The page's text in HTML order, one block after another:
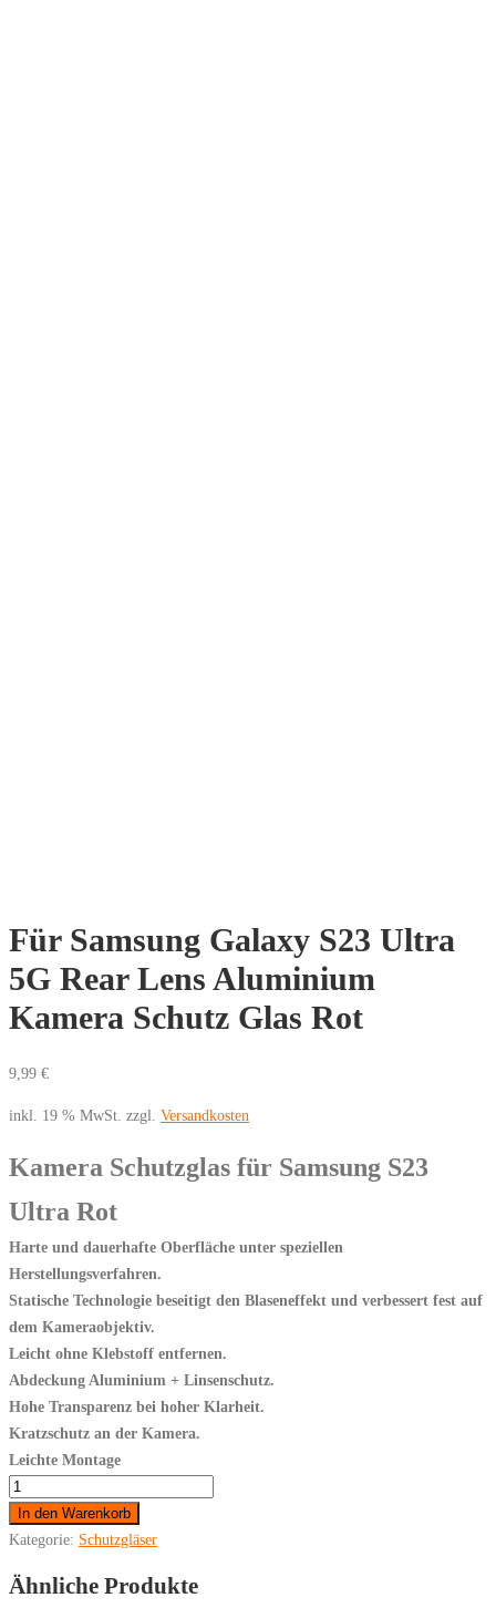
Für Samsung Galaxy S23 Ultra
5G Rear Lens Aluminium
Kamera Schutz Glas Rot
9,99 €
inkl. 19 % MwSt. zzgl. Versandkosten
Kamera Schutzglas für Samsung S23
Ultra Rot
Harte und dauerhafte Oberfläche unter speziellen
Herstellungsverfahren.
Statische Technologie beseitigt den Blaseneffekt und verbessert fest auf
dem Kameraobjektiv.
Leicht ohne Klebstoff entfernen.
Abdeckung Aluminium + Linsenschutz.
Hohe Transparenz bei hoher Klarheit.
Kratzschutz an der Kamera.
Leichte Montage
Für
Samsung
Galaxy
Ultra
In den Warenkorb
Kategorie: Schutzgläser
Ähnliche Produkte